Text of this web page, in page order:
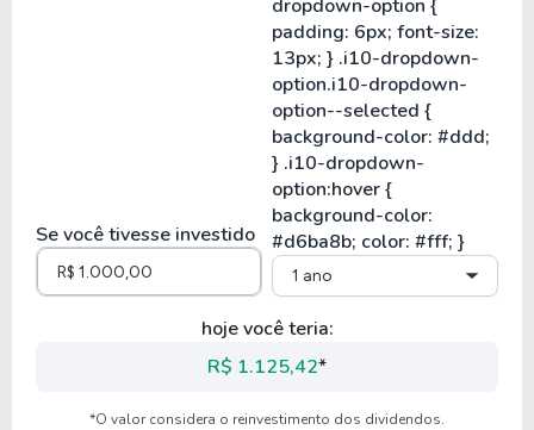
Se você tivesse investido
1 ano
hoje você teria:
R$ 1.125,42*
*O valor considera o reinvestimento dos dividendos.